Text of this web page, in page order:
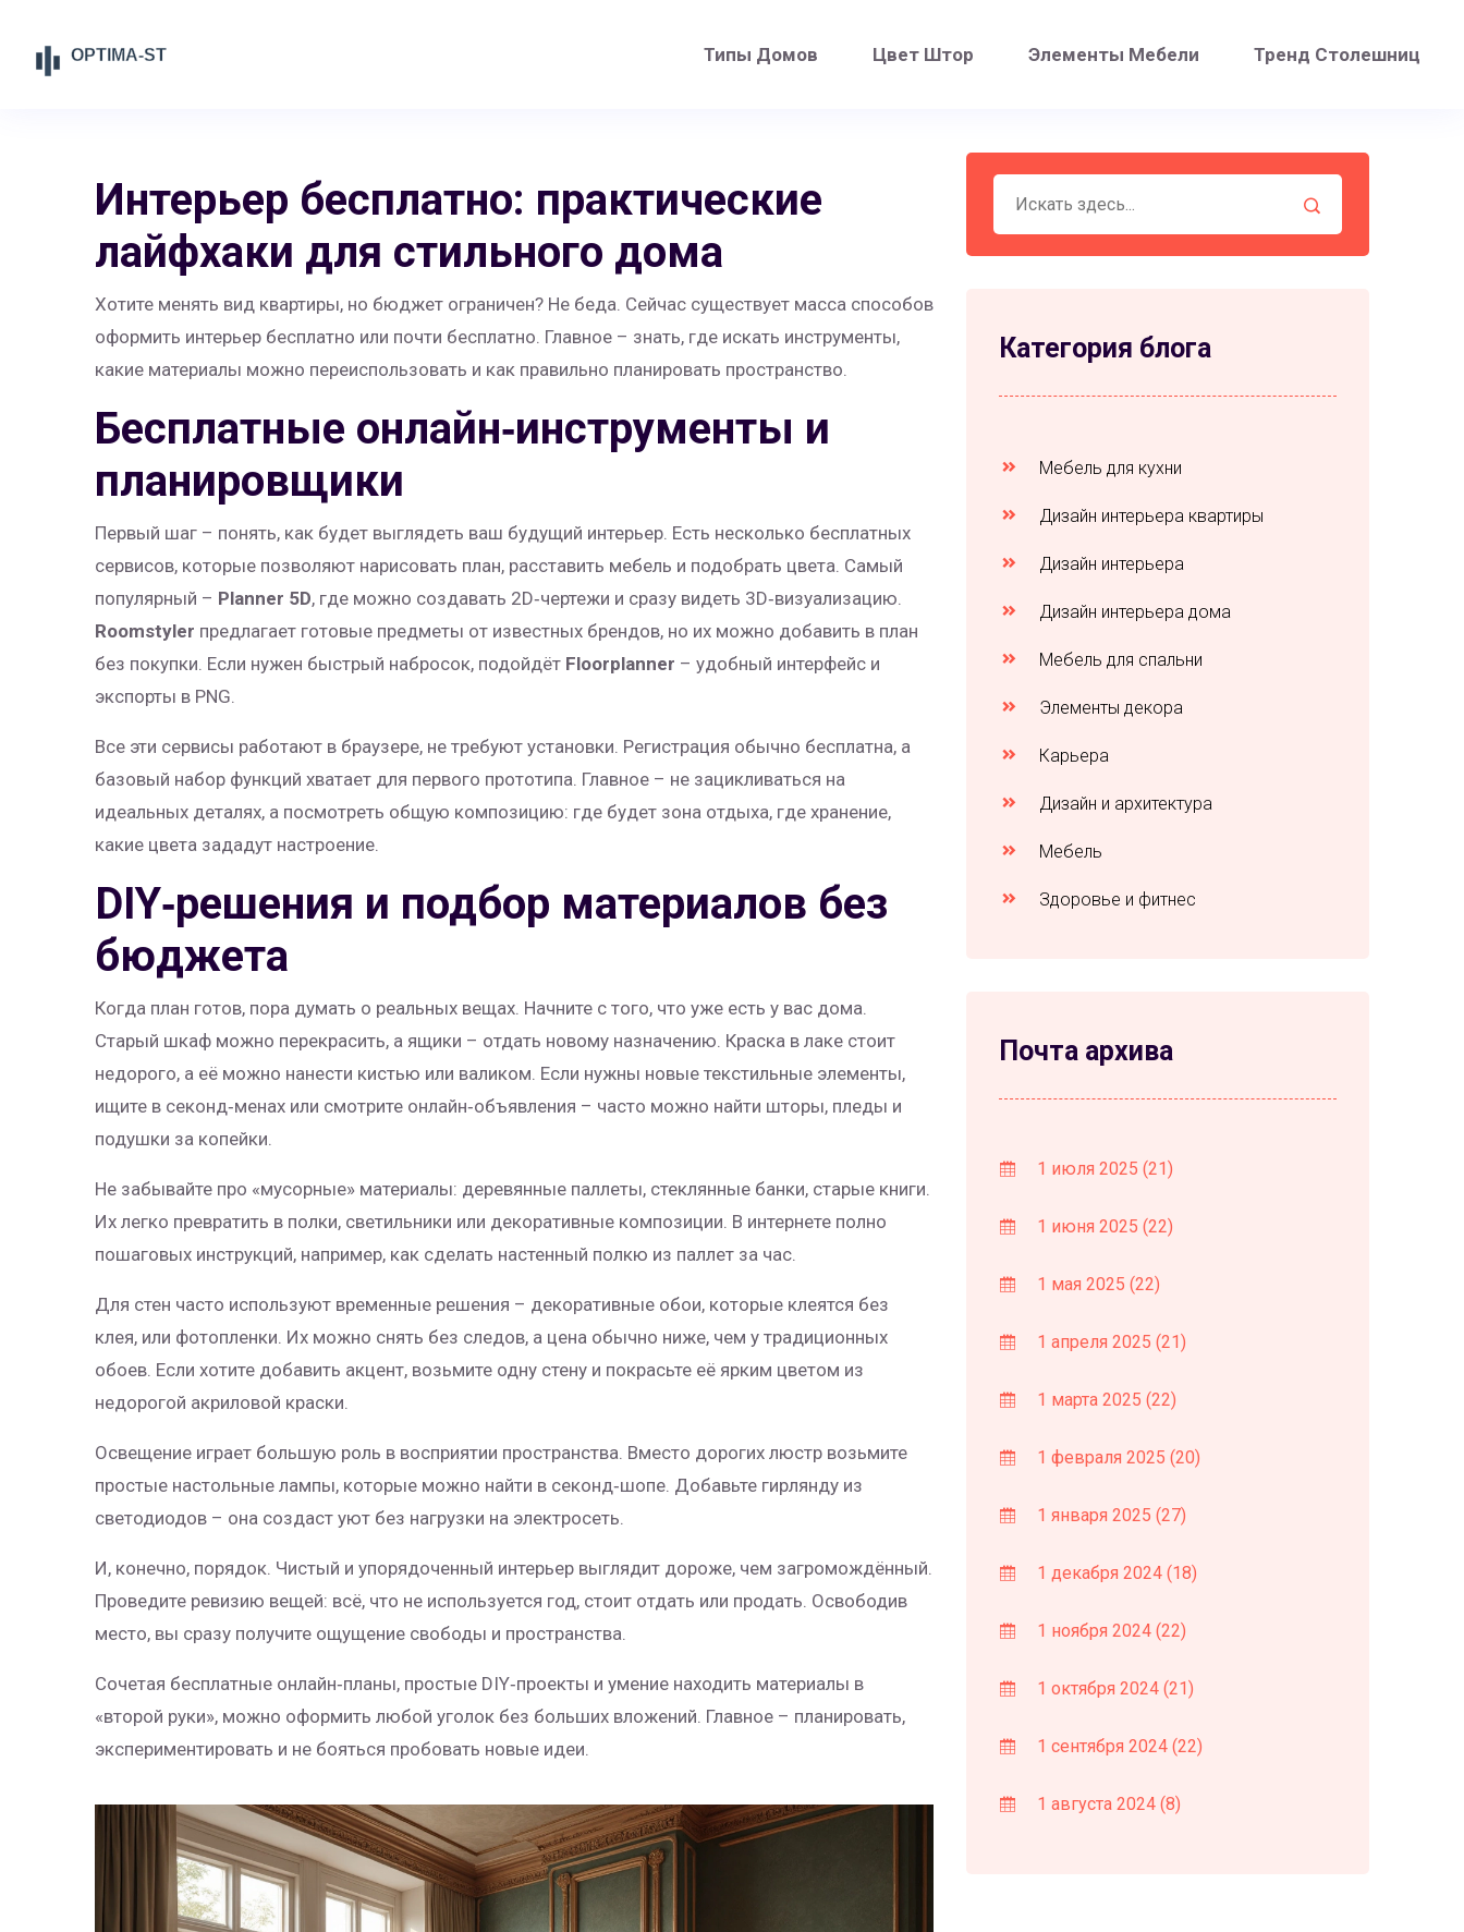
Типы Домов Цвет Штор Элементы Мебели Тренд Столешниц
Интерьер бесплатно: практические
лайфхаки для стильного дома
Хотите менять вид квартиры, но бюджет ограничен? Не беда. Сейчас существует масса способов
оформить интерьер бесплатно или почти бесплатно. Главное – знать, где искать инструменты,
какие материалы можно переиспользовать и как правильно планировать пространство.
Бесплатные онлайн‑инструменты и
планировщики
Первый шаг – понять, как будет выглядеть ваш будущий интерьер. Есть несколько бесплатных
сервисов, которые позволяют нарисовать план, расставить мебель и подобрать цвета. Самый
популярный – Planner 5D, где можно создавать 2D‑чертежи и сразу видеть 3D‑визуализацию.
Roomstyler предлагает готовые предметы от известных брендов, но их можно добавить в план
без покупки. Если нужен быстрый набросок, подойдёт Floorplanner – удобный интерфейс и
экспорты в PNG.
Все эти сервисы работают в браузере, не требуют установки. Регистрация обычно бесплатна, а
базовый набор функций хватает для первого прототипа. Главное – не зацикливаться на
идеальных деталях, а посмотреть общую композицию: где будет зона отдыха, где хранение,
какие цвета зададут настроение.
DIY‑решения и подбор материалов без
бюджета
Когда план готов, пора думать о реальных вещах. Начните с того, что уже есть у вас дома.
Старый шкаф можно перекрасить, а ящики – отдать новому назначению. Краска в лаке стоит
недорого, а её можно нанести кистью или валиком. Если нужны новые текстильные элементы,
ищите в секонд‑менах или смотрите онлайн‑объявления – часто можно найти шторы, пледы и
подушки за копейки.
Не забывайте про «мусорные» материалы: деревянные паллеты, стеклянные банки, старые книги.
Их легко превратить в полки, светильники или декоративные композиции. В интернете полно
пошаговых инструкций, например, как сделать настенный полкю из паллет за час.
Для стен часто используют временные решения – декоративные обои, которые клеятся без
клея, или фотопленки. Их можно снять без следов, а цена обычно ниже, чем у традиционных
обоев. Если хотите добавить акцент, возьмите одну стену и покрасьте её ярким цветом из
недорогой акриловой краски.
Освещение играет большую роль в восприятии пространства. Вместо дорогих люстр возьмите
простые настольные лампы, которые можно найти в секонд‑шопе. Добавьте гирлянду из
светодиодов – она создаст уют без нагрузки на электросеть.
И, конечно, порядок. Чистый и упорядоченный интерьер выглядит дороже, чем загромождённый.
Проведите ревизию вещей: всё, что не используется год, стоит отдать или продать. Освободив
место, вы сразу получите ощущение свободы и пространства.
Сочетая бесплатные онлайн‑планы, простые DIY‑проекты и умение находить материалы в
«второй руки», можно оформить любой уголок без больших вложений. Главное – планировать,
экспериментировать и не бояться пробовать новые идеи.
Категория блога
Мебель для кухни
Дизайн интерьера квартиры
Дизайн интерьера
Дизайн интерьера дома
Мебель для спальни
Элементы декора
Карьера
Дизайн и архитектура
Мебель
Здоровье и фитнес
Почта архива
1 июля 2025 (21)
1 июня 2025 (22)
1 мая 2025 (22)
1 апреля 2025 (21)
1 марта 2025 (22)
1 февраля 2025 (20)
1 января 2025 (27)
1 декабря 2024 (18)
1 ноября 2024 (22)
1 октября 2024 (21)
1 сентября 2024 (22)
1 августа 2024 (8)